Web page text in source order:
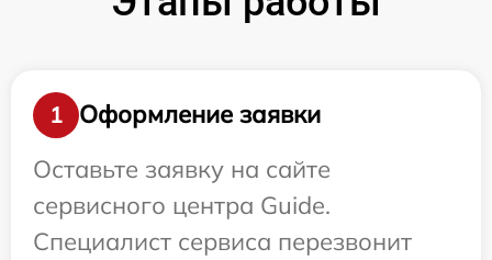
1
Оформление заявки
Оставьте заявку на сайте
сервисного центра Guide.
Специалист сервиса перезвонит